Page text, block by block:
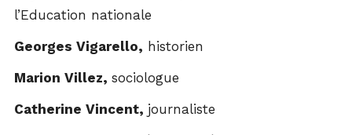
l’Education nationale
Georges Vigarello, historien
Marion Villez, sociologue
Catherine Vincent, journaliste